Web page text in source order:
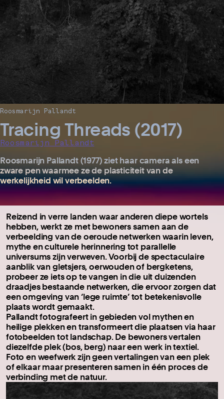
Tracing Threads (2017)
Roosmarijn Pallandt
Roosmarijn Pallandt (1977) ziet haar camera als een
zware pen waarmee ze de plasticiteit van de
werkelijkheid wil verbeelden.
Roosmarijn Pallandt
Reizend in verre landen waar anderen diepe wortels
hebben, werkt ze met bewoners samen aan de
verbeelding van de oeroude netwerken waarin leven,
mythe en culturele herinnering tot parallelle
universums zijn verweven. Voorbij de spectaculaire
aanblik van gletsjers, oerwouden of bergketens,
probeer ze iets op te vangen in die uit duizenden
draadjes bestaande netwerken, die ervoor zorgen dat
een omgeving van ‘lege ruimte’ tot betekenisvolle
plaats wordt gemaakt.
Pallandt fotografeert in gebieden vol mythen en
heilige plekken en transformeert die plaatsen via haar
fotobeelden tot landschap. De bewoners vertalen
diezelfde plek (bos, berg) naar een werk in textiel.
Foto en weefwerk zijn geen vertalingen van een plek
of elkaar maar presenteren samen in één proces de
verbinding met de natuur.